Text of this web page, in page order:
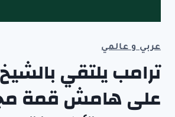
عربي و عالمي
ترامب يلتقي
على هامش قمة